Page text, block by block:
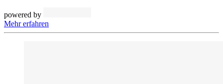
powered by
Mehr erfahren